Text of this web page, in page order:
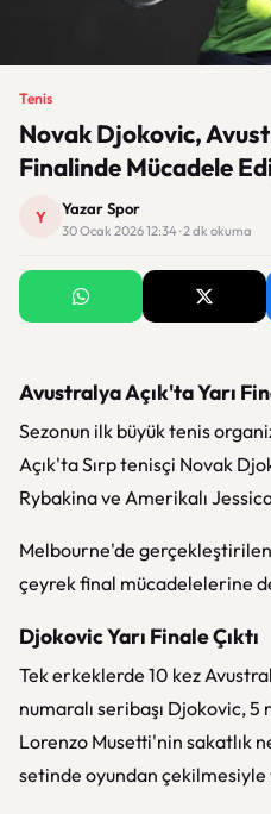
Tenis
Novak Djokovic,
Finalinde Mücadele
Y Yazar Spor
30 Ocak 2026 12:34 · 2 dk okuma
Avustralya Açık'ta Yarı
Sezonun ilk büyük tenis
Açık'ta Sırp tenisçi Novak
Rybakina ve Amerikalı
Melbourne'de gerçekleştirilen
çeyrek final mücadelelerine
Djokovic Yarı Finale Çıktı
Tek erkeklerde 10 kez
numaralı seribaşı Djokovic, 5
Lorenzo Musetti'nin sakatlık
setinde oyundan çekilmesiyle